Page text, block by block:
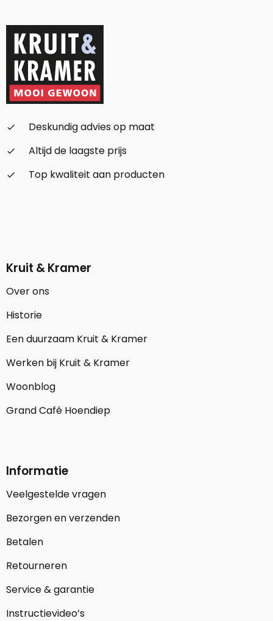
check_small
Deskundig advies op maat
check_small
Altijd de laagste prijs
check_small
Top kwaliteit aan producten
Kruit & Kramer
Over ons
Historie
Een duurzaam Kruit & Kramer
Werken bij Kruit & Kramer
Woonblog
Grand Café Hoendiep
Informatie
Veelgestelde vragen
Bezorgen en verzenden
Betalen
Retourneren
Service & garantie
Instructievideo’s